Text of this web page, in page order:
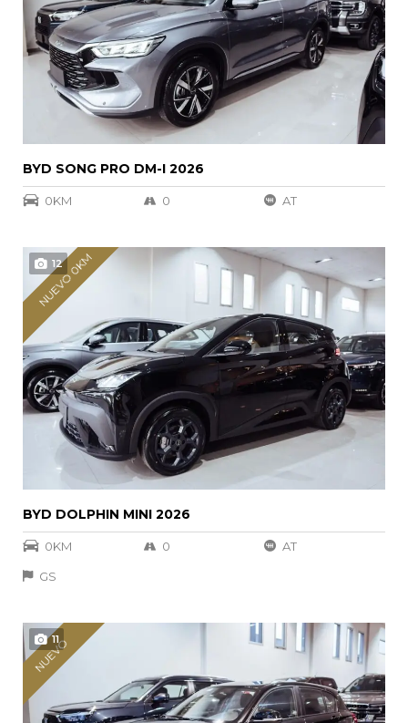
BYD SONG PRO DM-I 2026
0KM 0 AT
12
NUEVO 0KM
BYD DOLPHIN MINI 2026
0KM 0 AT
GS
11
NUEVO